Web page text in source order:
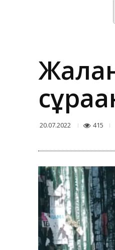
20.07.2022 415